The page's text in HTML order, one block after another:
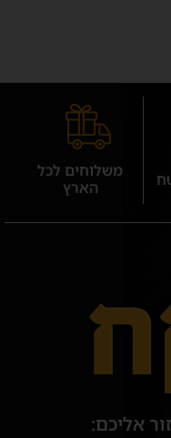
משלוחים לכל
הארץ
אליכם: